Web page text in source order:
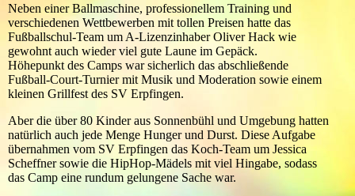
Neben einer Ballmaschine, professionellem Training und
verschiedenen Wettbewerben mit tollen Preisen hatte das
Fußballschul-Team um A-Lizenzinhaber Oliver Hack wie
gewohnt auch wieder viel gute Laune im Gepäck.
Höhepunkt des Camps war sicherlich das abschließende
Fußball-Court-Turnier mit Musik und Moderation sowie einem
kleinen Grillfest des SV Erpfingen.
Aber die über 80 Kinder aus Sonnenbühl und Umgebung hatten
natürlich auch jede Menge Hunger und Durst. Diese Aufgabe
übernahmen vom SV Erpfingen das Koch-Team um Jessica
Scheffner sowie die HipHop-Mädels mit viel Hingabe, sodass
das Camp eine rundum gelungene Sache war.